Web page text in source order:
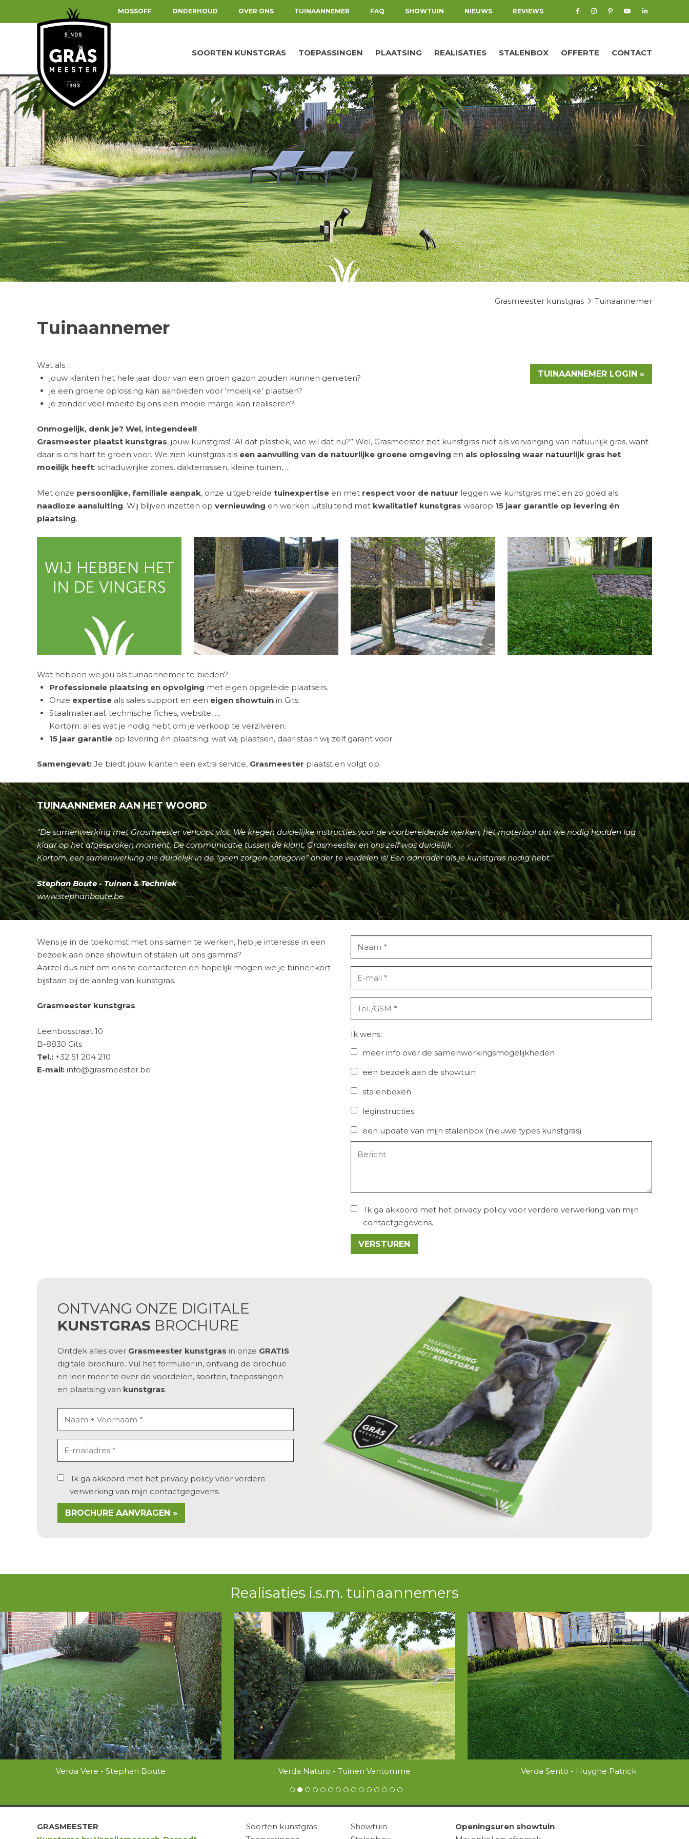
MOSSOFF ONDERHOUD OVER ONS TUINAANNEMER FAQ SHOWTUIN NIEUWS REVIEWS
SOORTEN KUNSTGRAS TOEPASSINGEN PLAATSING REALISATIES STALENBOX OFFERTE CONTACT
Grasmeester kunstgras Tuinaannemer
Tuinaannemer
Wat als …
jouw klanten het hele jaar door van een groen gazon zouden kunnen genieten?
je een groene oplossing kan aanbieden voor ‘moeilijke’ plaatsen?
je zonder veel moeite bij ons een mooie marge kan realiseren?
Onmogelijk, denk je? Wel, integendeel!
TUINAANNEMER LOGIN »
Grasmeester plaatst kunstgras, jouw kunstgras! “Al dat plastiek, wie wil dat nu?” Wel, Grasmeester ziet kunstgras niet als vervanging van natuurlijk gras, want
daar is ons hart te groen voor. We zien kunstgras als een aanvulling van de natuurlijke groene omgeving en als oplossing waar natuurlijk gras het
moeilijk heeft: schaduwrijke zones, dakterrassen, kleine tuinen, ...
Met onze persoonlijke, familiale aanpak, onze uitgebreide tuinexpertise en met respect voor de natuur leggen we kunstgras met en zo goed als
naadloze aansluiting. Wij blijven inzetten op vernieuwing en werken uitsluitend met kwalitatief kunstgras waarop 15 jaar garantie op levering én
plaatsing.
Wat hebben we jou als tuinaannemer te bieden?
Professionele plaatsing en opvolging met eigen opgeleide plaatsers.
Onze expertise als sales support en een eigen showtuin in Gits.
Staalmateriaal, technische fiches, website, …
Kortom: alles wat je nodig hebt om je verkoop te verzilveren.
15 jaar garantie op levering én plaatsing: wat wij plaatsen, daar staan wij zelf garant voor.
Samengevat: Je biedt jouw klanten een extra service, Grasmeester plaatst en volgt op.
TUINAANNEMER AAN HET WOORD
"De samenwerking met Grasmeester verloopt vlot. We kregen duidelijke instructies voor de voorbereidende werken, het materiaal dat we nodig hadden lag
klaar op het afgesproken moment. De communicatie tussen de klant, Grasmeester en ons zelf was duidelijk.
Kortom, een samenwerking die duidelijk in de “geen zorgen categorie” onder te verdelen is! Een aanrader als je kunstgras nodig hebt."
Stephan Boute - Tuinen & Techniek
www.stephanboute.be
Wens je in de toekomst met ons samen te werken, heb je interesse in een
bezoek aan onze showtuin of stalen uit ons gamma?
Aarzel dus niet om ons te contacteren en hopelijk mogen we je binnenkort
bijstaan bij de aanleg van kunstgras.
Grasmeester kunstgras
Leenbosstraat 10
B-8830 Gits
Tel.: +32 51 204 210
E-mail: info@grasmeester.be
Ik wens:
meer info over de samenwerkingsmogelijkheden
een bezoek aan de showtuin
stalenboxen
leginstructies
een update van mijn stalenbox (nieuwe types kunstgras)
Ik ga akkoord met het privacy policy voor verdere verwerking van mijn
contactgegevens.
VERSTUREN
ONTVANG ONZE DIGITALE
KUNSTGRAS BROCHURE
Ontdek alles over Grasmeester kunstgras in onze GRATIS
digitale brochure. Vul het formulier in, ontvang de brochue
en leer meer te over de voordelen, soorten, toepassingen
en plaatsing van kunstgras.
Ik ga akkoord met het privacy policy voor verdere
verwerking van mijn contactgegevens.
BROCHURE AANVRAGEN »
Realisaties i.s.m. tuinaannemers
Verda Vere - Stephan Boute Verda Naturo - Tuinen Vantomme Verda Sento - Huyghe Patrick
GRASMEESTER
Soorten kunstgras
Showtuin
Openingsuren showtuin